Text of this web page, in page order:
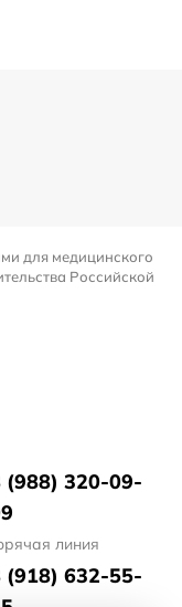
для медицинского
Российской
(988) 320-09-
линия
(918) 632-55-